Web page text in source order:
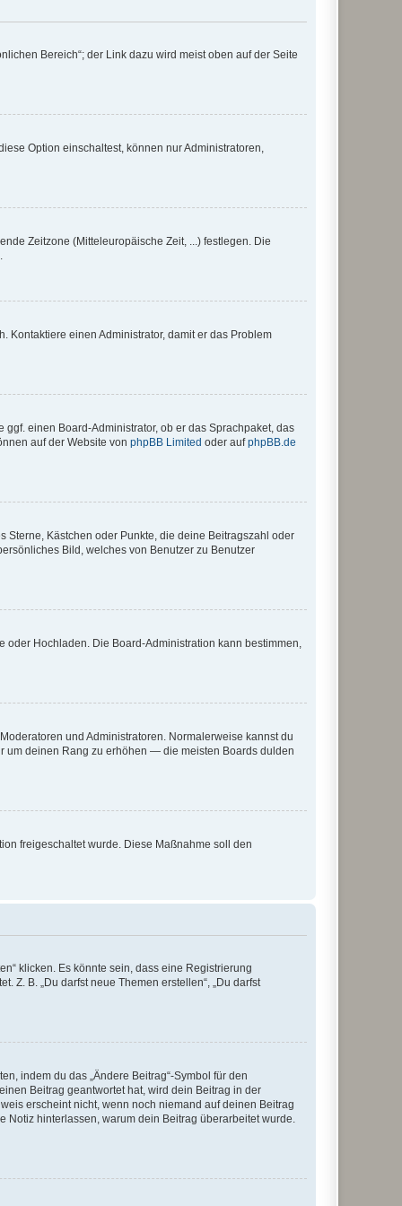
Bereich“; der Link dazu wird meist oben auf der Seite
Option einschaltest, können nur Administratoren,
Zeitzone (Mitteleuropäische Zeit, ...) festlegen. Die
Kontaktiere einen Administrator, damit er das Problem
einen Board-Administrator, ob er das Sprachpaket, das
auf der Website von phpBB Limited oder aufphpBB.de
Sterne, Kästchen oder Punkte, die deine Beitragszahl oder
Bild, welches von Benutzer zu Benutzer
oder Hochladen. Die Board-Administration kann bestimmen,
und Administratoren. Normalerweise kannst du
um deinen Rang zu erhöhen — die meisten Boards dulden
freigeschaltet wurde. Diese Maßnahme soll den
klicken. Es könnte sein, dass eine Registrierung
B. „Du darfst neue Themen erstellen“, „Du darfst
indem du das „Ändere Beitrag“-Symbol für den
Beitrag geantwortet hat, wird dein Beitrag in der
erscheint nicht, wenn noch niemand auf deinen Beitrag
Notiz hinterlassen, warum dein Beitrag überarbeitet wurde.